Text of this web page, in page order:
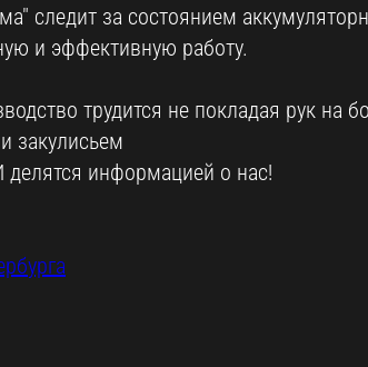
следит за состоянием
и эффективную работу.
трудится не покладая рук на
закулисьем
информацией о нас!